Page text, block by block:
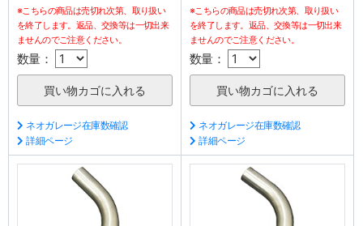
※こちらの商品は売切れ次第、取り扱い
を終了します。返品、交換等は一切出来
ませんのでご注意ください。
数量：
ネオガレージ在庫数確認
詳細ページ
※こちらの商品は売切れ次第、取り扱い
を終了します。返品、交換等は一切出来
ませんのでご注意ください。
数量：
ネオガレージ在庫数確認
詳細ページ